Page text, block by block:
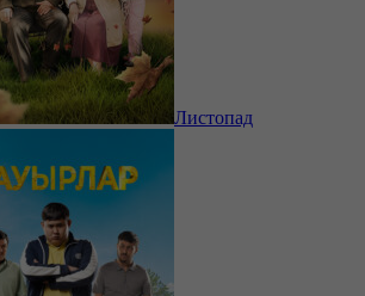
Листопад